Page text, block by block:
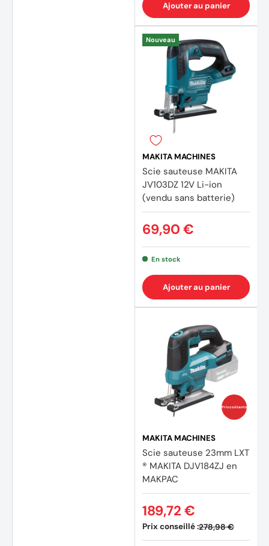
Ajouter au panier
Nouveau
MAKITA MACHINES
Scie sauteuse MAKITA
JV103DZ 12V Li-ion
(vendu sans batterie)
69,90 €
En stock
Ajouter au panier
Prix coûtants
MAKITA MACHINES
Scie sauteuse 23mm LXT
® MAKITA DJV184ZJ en
MAKPAC
Prix conseillé :278,98 €
189,72 €